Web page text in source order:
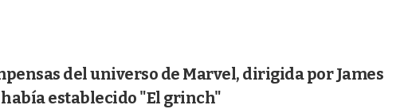
del universo de Marvel, dirigida por James
establecido "El grinch"